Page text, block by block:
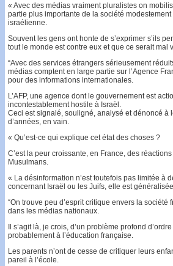
« Avec des médias vraiment pluralistes on
partie plus importante de la société modestement
israélienne.
Souvent les gens ont honte de s’exprimer s’ils
tout le monde est contre eux et que ce serait mal
“Avec des services étrangers sérieusement
médias comptent en large partie sur l’Agence
pour des informations internationales.
L’AFP, une agence dont le gouvernement est
incontestablement hostile à Israël.
Ceci est signalé, souligné, analysé et dénoncé à
d’années, en vain.
« Qu’est-ce qui explique cet état des choses ?
C’est la peur croissante, en France, des
Musulmans.
« La désinformation n’est toutefois pas limitée à
concernant Israël ou les Juifs, elle est
“On trouve peu d’esprit critique envers la société
dans les médias nationaux.
Il s’agit là, je crois, d’un problème profond
probablement à l’éducation française.
Les parents n’ont de cesse de critiquer leurs
pareil à l’école.